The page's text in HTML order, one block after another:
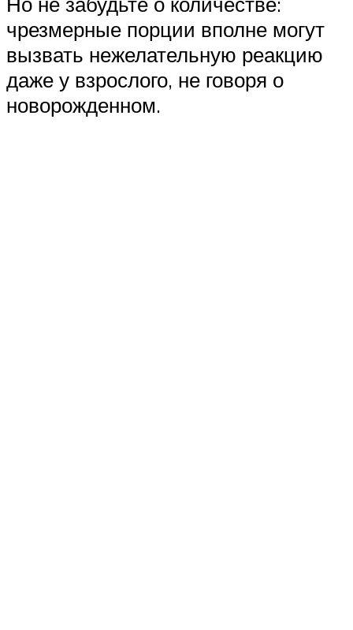
чрезмерные порции вполне могут
вызвать нежелательную реакцию
даже у взрослого, не говоря о
новорожденном.